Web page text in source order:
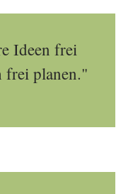
Ideen frei
frei planen."